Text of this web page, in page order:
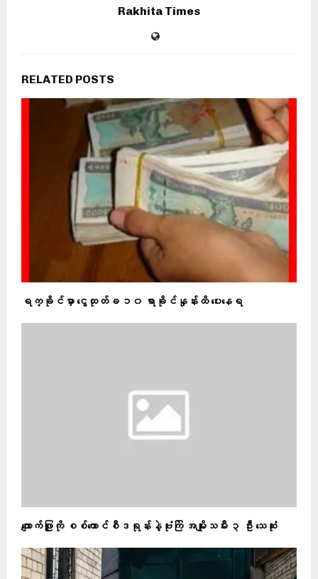
Rakhita Times
RELATED POSTS
ရက္ခိုင်မှာ ငွေထုတ်ခ ၁၀ ရာခိုင်နှုန်းထိ ပေးနေရ
ကျောက်ဖြူကို စစ်ကောင်စီဒရုန်းနဲ့ဗုံးကြဲ အမျိုးသမီး ၃ ဦး သေဆုံး